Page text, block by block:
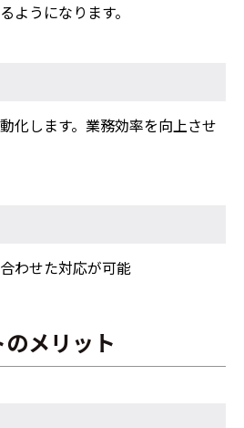
ようになります。
化します。業務効率を向上させ
わせた対応が可能
メリット